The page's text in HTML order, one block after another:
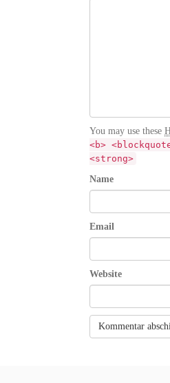
You may use these
<b>
<strong>
Name
Email
Website